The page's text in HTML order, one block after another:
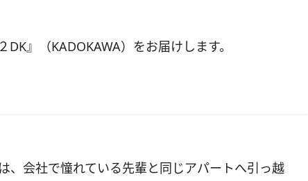
』（KADOKAWA）をお届けします。
、会社で憧れている先輩と同じアパートへ引っ越